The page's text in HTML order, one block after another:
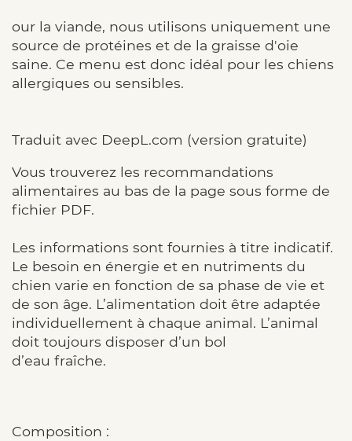
our la viande, nous utilisons uniquement une
source de protéines et de la graisse d'oie
saine. Ce menu est donc idéal pour les chiens
allergiques ou sensibles.
Traduit avec DeepL.com (version gratuite)
Vous trouverez les recommandations
alimentaires au bas de la page sous forme de
fichier PDF.
Les informations sont fournies à titre indicatif.
Le besoin en énergie et en nutriments du
chien varie en fonction de sa phase de vie et
de son âge. L’alimentation doit être adaptée
individuellement à chaque animal. L’animal
doit toujours disposer d’un bol
d’eau fraîche.
Composition :